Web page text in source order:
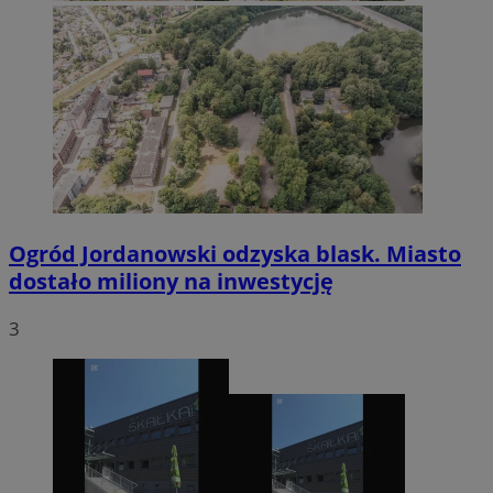
Ogród Jordanowski odzyska blask. Miasto
dostało miliony na inwestycję
3